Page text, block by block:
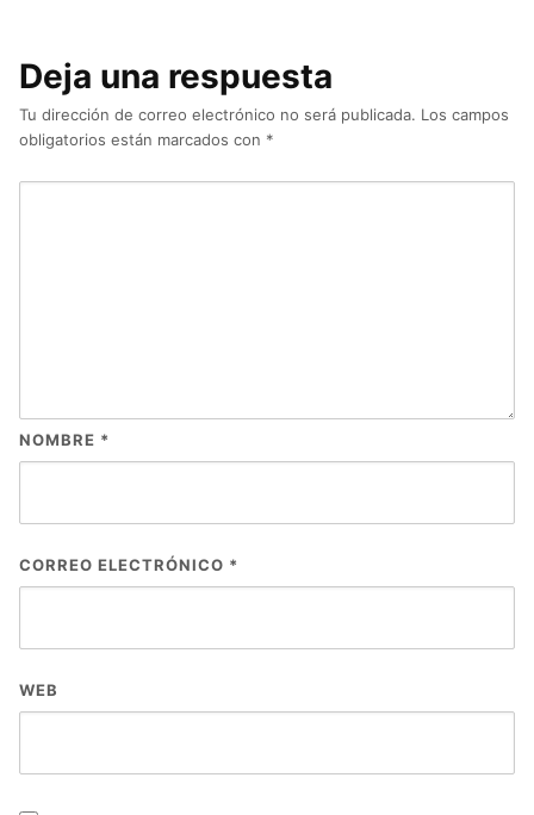
Deja una respuesta
Tu dirección de correo electrónico no será publicada. Los campos
obligatorios están marcados con *
NOMBRE *
CORREO ELECTRÓNICO *
WEB